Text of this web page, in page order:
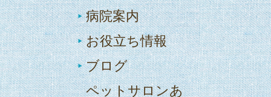
病院案内
お役立ち情報
ブログ
ペットサロンあ